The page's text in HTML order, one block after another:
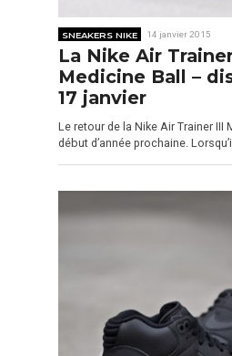
SNEAKERS NIKE 14 janvier 2015
La Nike Air
Medicine Ball –
17 janvier
Le retour de la Nike Air Trainer III
début d’année prochaine.